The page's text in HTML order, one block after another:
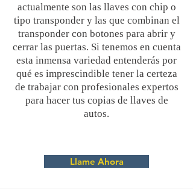
actualmente son las llaves con chip o
tipo transponder y las que combinan el
transponder con botones para abrir y
cerrar las puertas. Si tenemos en cuenta
esta inmensa variedad entenderás por
qué es imprescindible tener la certeza
de trabajar con profesionales expertos
para hacer tus copias de llaves de
autos.
Llame Ahora